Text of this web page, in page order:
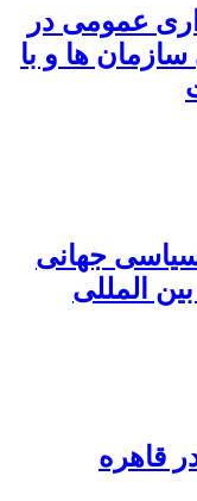
عمومی در
ها و با
جهانی
المللی
قاهره